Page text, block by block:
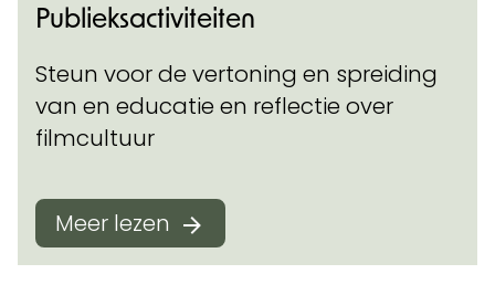
Publieksactiviteiten
Steun voor de vertoning en spreiding
van en educatie en reflectie over
filmcultuur
Meer lezen